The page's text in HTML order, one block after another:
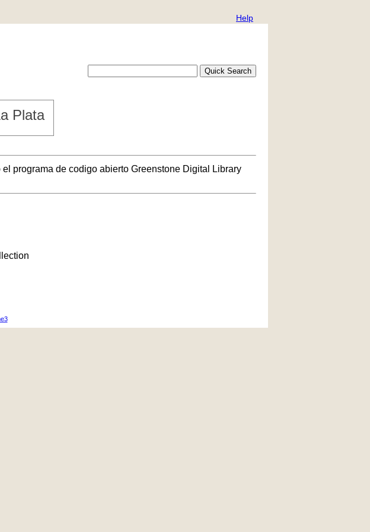
Help
Plata
programa de codigo abierto Greenstone Digital Library